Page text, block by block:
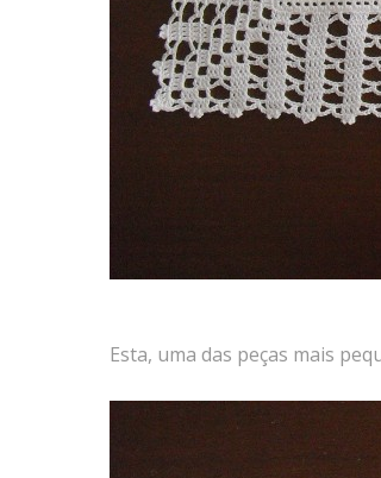
Esta, uma das peças mais